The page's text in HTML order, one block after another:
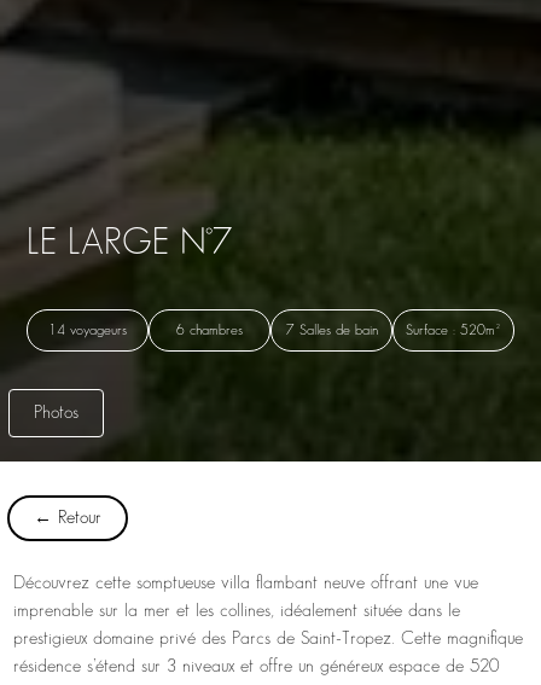
LE LARGE N°7
14 voyageurs 6 chambres 7 Salles de bain Surface : 520m²
Photos
← Retour
Découvrez cette somptueuse villa flambant neuve offrant une vue
imprenable sur la mer et les collines, idéalement située dans le
prestigieux domaine privé des Parcs de Saint-Tropez. Cette magnifique
résidence s’étend sur 3 niveaux et offre un généreux espace de 520